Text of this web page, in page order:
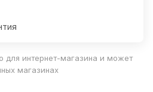
для интернет-магазина и может
магазинах